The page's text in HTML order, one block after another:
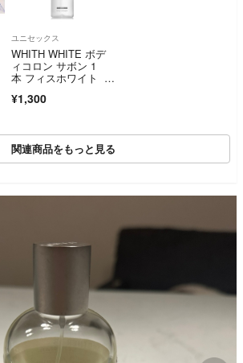
ユニセックス
WHITH WHITE ボデ
ィコロン サボン 1
本 フィスホワイト ボ
¥1,300
関連商品をもっと見る